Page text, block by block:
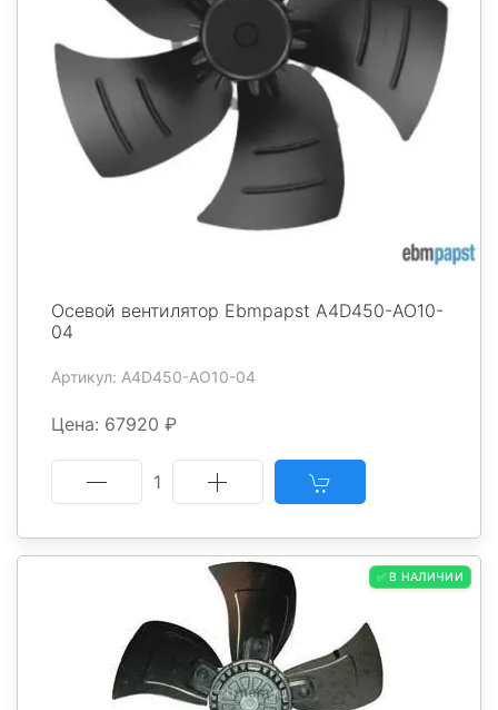
Осевой вентилятор Ebmpapst A4D450-AO10-
04
Артикул: A4D450-AO10-04
Цена: 67920 ₽
1
✅ В НАЛИЧИИ